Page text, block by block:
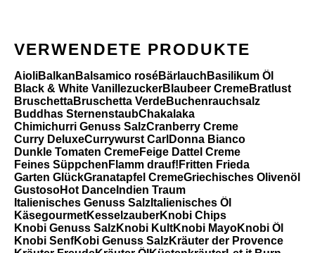
VERWENDETE PRODUKTE
AioliBalkan Balsamico roséBärlauch Basilikum Öl
Black & White VanillezuckerBlaubeer CremeBratlust
BruschettaBruschetta VerdeBuchenrauchsalz
Buddhas SternenstaubChakalaka
Chimichurri Genuss SalzCranberry Creme
Curry DeluxeCurrywurst Carl Donna Bianco
Dunkle Tomaten CremeFeige Dattel Creme
Feines Süppchen Flamm drauf! Fritten Frieda
Garten GlückGranatapfel CremeGriechisches Olivenöl
GustosoHot Dance Indien Traum
Italienisches Genuss Salz Italienisches Öl
KäsegourmetKesselzauberKnobi Chips
Knobi Genuss SalzKnobi KultKnobi MayoKnobi Öl
Knobi SenfKobi Genuss SalzKräuter der Provence